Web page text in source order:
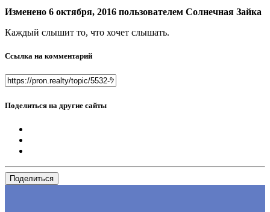
Изменено 6 октября, 2016 пользователем Солнечная Зайка
Каждый слышит то, что хочет слышать.
Ссылка на комментарий
Поделиться на другие сайты
Поделиться